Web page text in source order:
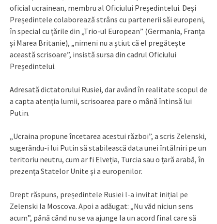
oficial ucrainean, membru al Oficiului Președintelui. Deși
Președintele colaborează strâns cu partenerii săi europeni,
în special cu țările din „Trio-ul European” (Germania, Franța
și Marea Britanie), „nimeni nu a știut că el pregătește
această scrisoare”, insistă sursa din cadrul Oficiului
Președintelui.
Adresată dictatorului Rusiei, dar având în realitate scopul de
a capta atenția lumii, scrisoarea pare o mână întinsă lui
Putin.
„Ucraina propune încetarea acestui război”, a scris Zelenski,
sugerându-i lui Putin să stabilească data unei întâlniri pe un
teritoriu neutru, cum ar fi Elveția, Turcia sau o țară arabă, în
prezența Statelor Unite și a europenilor.
Drept răspuns, președintele Rusiei l-a invitat inițial pe
Zelenski la Moscova. Apoi a adăugat: „Nu văd niciun sens
acum”, până când nu se va ajunge la un acord final care să